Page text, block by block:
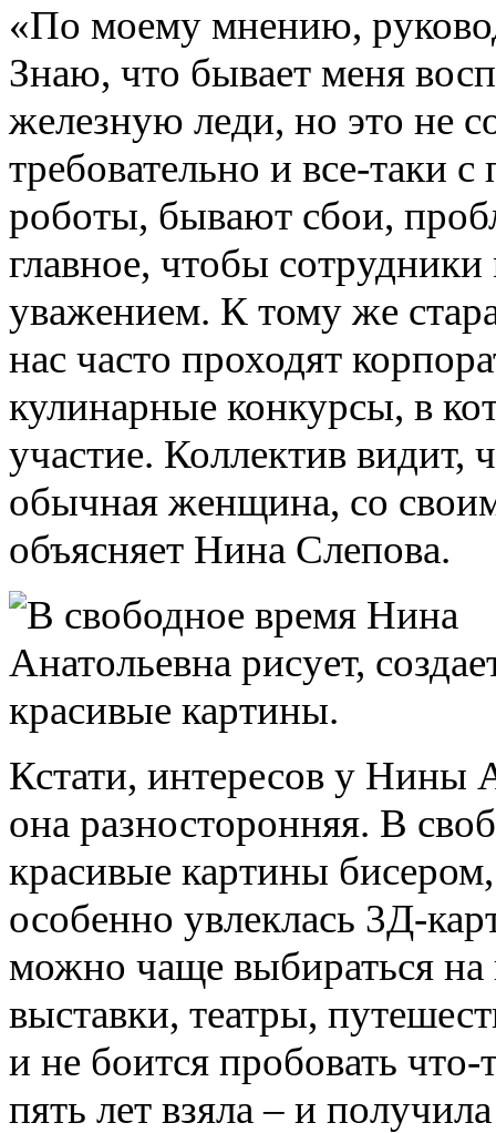
«По моему мнению,
Знаю, что бывает меня
железную леди, но это не
требовательно и все-таки
роботы, бывают сбои,
главное, чтобы
уважением. К тому же
нас часто проходят
кулинарные конкурсы, в
участие. Коллектив видит,
обычная женщина, со
объясняет Нина Слепова.
Кстати, интересов у Нины
она разносторонняя. В
красивые картины
особенно увлеклась 3Д-
можно чаще выбираться на
выставки, театры,
и не боится пробовать
пять лет взяла – и